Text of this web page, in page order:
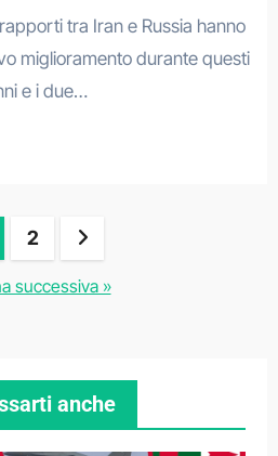
tra Iran e Russia hanno
miglioramento durante questi
e i due…
2
successiva »
anche